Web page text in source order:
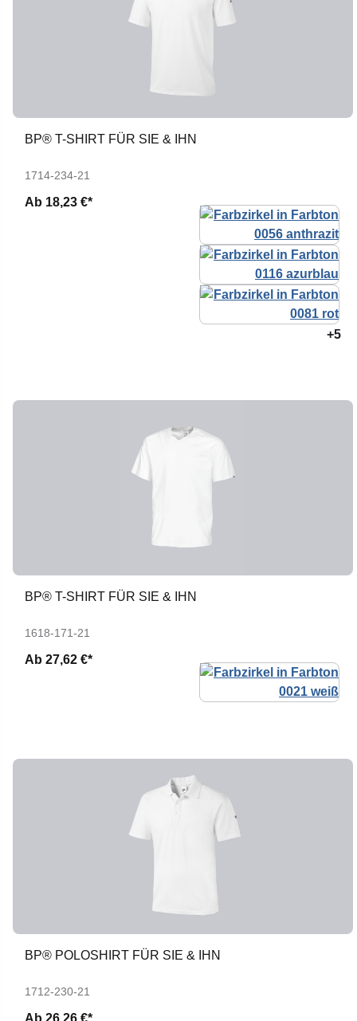
BP® T-SHIRT FÜR SIE & IHN
1714-234-21
Ab 18,23 €*
+5
BP® T-SHIRT FÜR SIE & IHN
1618-171-21
Ab 27,62 €*
BP® POLOSHIRT FÜR SIE & IHN
1712-230-21
Ab 26,26 €*